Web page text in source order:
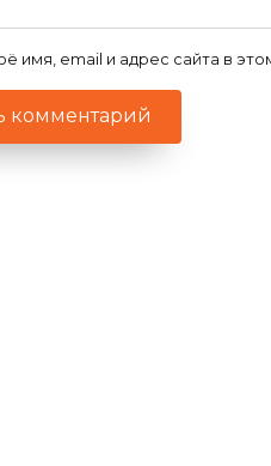
имя, email и адрес сайта в